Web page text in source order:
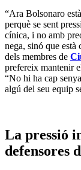
“Ara Bolsonaro
perquè se sent
cínica, i no amb
nega, sinó que està
dels membres de
prefereix mantenir
“No hi ha cap
algú del seu equip
La pressió
defensores